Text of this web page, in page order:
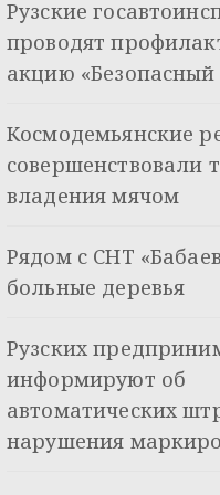
Рузские
проводят
акцию «Безопасный
Космодемьянские
совершенствовали
владения мячом
Рядом с СНТ
больные деревья
Рузских
информируют об
автоматических
нарушения